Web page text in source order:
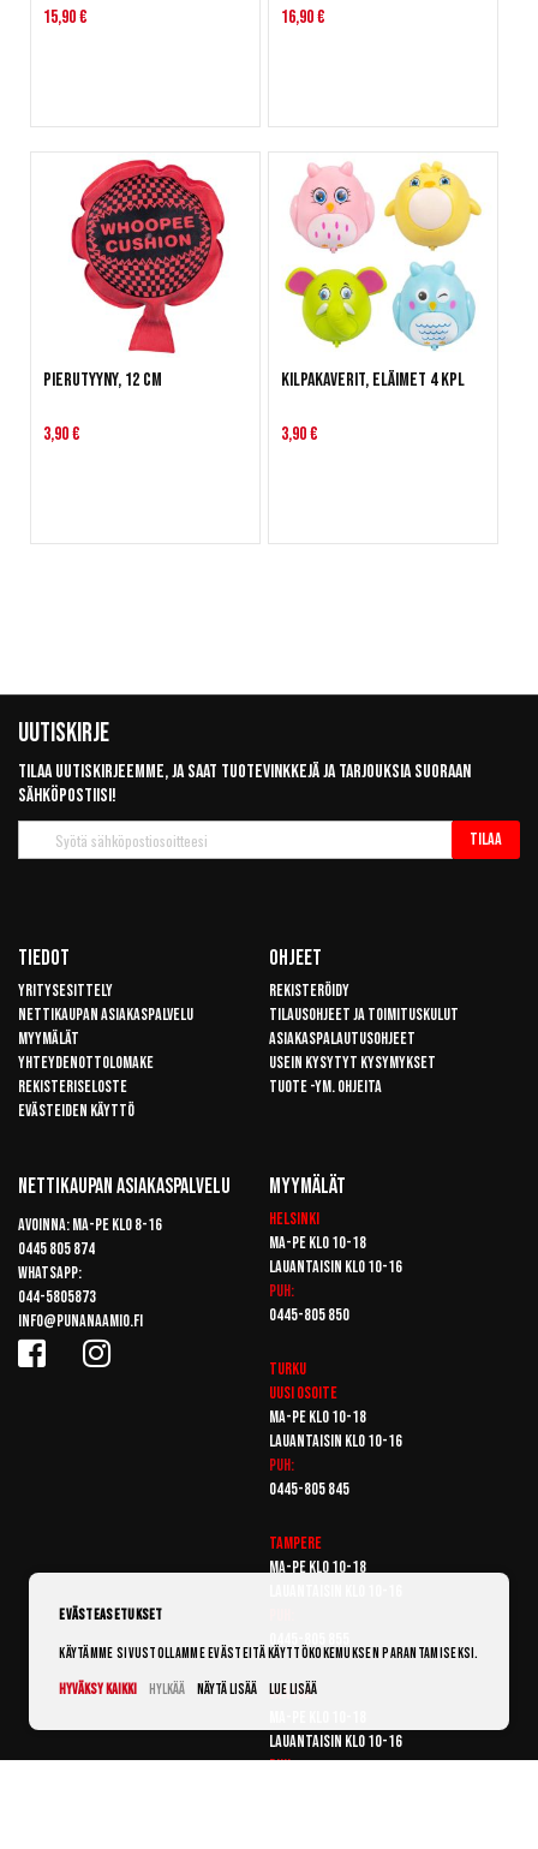
15,90 €
16,90 €
Pierutyyny, 12 cm
3,90 €
Kilpakaverit, Eläimet 4 kpl
3,90 €
Uutiskirje
Tilaa uutiskirjeemme, ja saat tuotevinkkejä ja tarjouksia suoraan
sähköpostiisi!
uutiskirje
Tilaa
Tiedot
Yritysesittely
Nettikaupan asiakaspalvelu
Myymälät
Yhteydenottolomake
Rekisteriseloste
Evästeiden käyttö
Ohjeet
Rekisteröidy
Tilausohjeet ja toimituskulut
Asiakaspalautusohjeet
Usein kysytyt kysymykset
Tuote -ym. ohjeita
Nettikaupan Asiakaspalvelu
Avoinna: Ma-pe klo 8-16
0445 805 874
Whatsapp:
044-5805873
info@punanaamio.fi
Myymälät
Helsinki
Ma-pe klo 10-18
Lauantaisin klo 10-16
Puh:
0445-805 850
Turku
Uusi osoite
Ma-pe klo 10-18
Lauantaisin klo 10-16
Puh:
0445-805 845
Tampere
Ma-pe klo 10-18
Vantaa
Lauantaisin klo 10-16
Puh:
Evästeasetukset
Käytämme sivustollamme evästeitä käyttökokemuksen parantamiseksi.
Hyväksy kaikki
Hylkää Näytä lisää Lue lisää